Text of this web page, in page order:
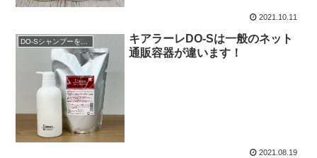
2021.10.11
DO-Sシャンプーを購入
キアラーレDO-Sは一般のネット
通販容器が違います！
2021.08.19